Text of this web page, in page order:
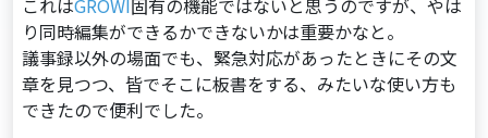
り同時編集ができるかできないかは重要かなと。
議事録以外の場⾯でも、緊急対応があったときにその⽂
章を⾒つつ、皆でそこに板書をする、みたいな使い⽅も
できたので便利でした。